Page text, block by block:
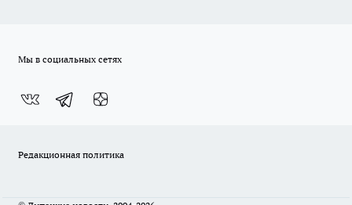
Мы в социальных сетях
Редакционная политика